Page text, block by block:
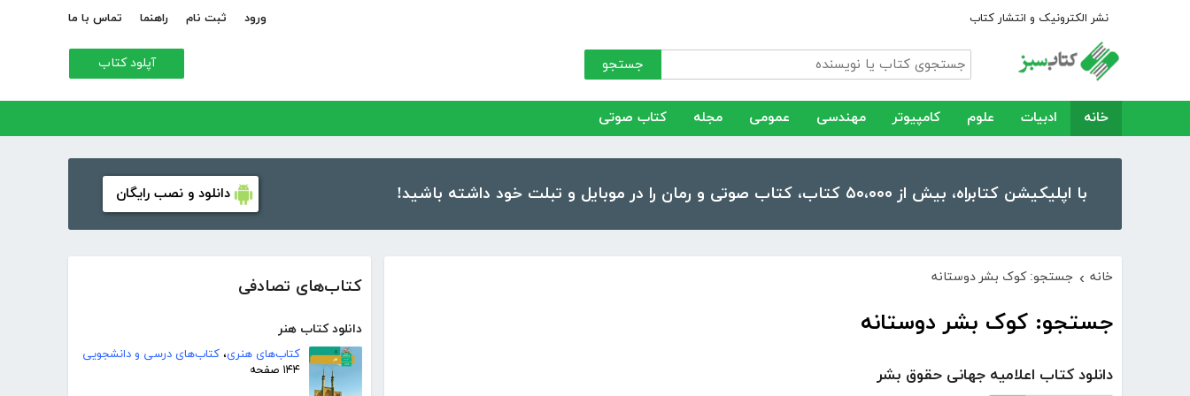
نشر الکترونیک و انتشار کتاب ورود ثبت نام راهنما تماس با ما
جستجو آپلود کتاب
خانه ادبیات علوم کامپیوتر مهندسی عمومی مجله کتاب صوتی
با اپلیکیشن کتابراه، بیش از ۵۰،۰۰۰ کتاب، کتاب صوتی و رمان را در موبایل و تبلت خود داشته باشید! دانلود و نصب رایگان
کتاب‌های تصادفی
دانلود کتاب هنر
کتاب‌های هنری، کتاب‌های درسی و دانشجویی
۱۴۴ صفحه
خانه › جستجو: کوک بشر دوستانه
جستجو: کوک بشر دوستانه
دانلود کتاب اعلامیه جهانی حقوق بشر